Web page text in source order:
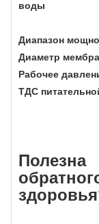
воды
Диапазон
Диаметр
Рабочее
ТДС